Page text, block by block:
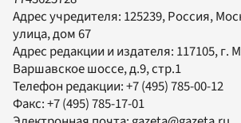
Адрес учредителя: 125239, Россия,
улица, дом 67
Адрес редакции и издателя: 117105, г.
Варшавское шоссе, д.9, стр.1
Телефон редакции:+7 (495) 785-00-12
Факс:+7 (495) 785-17-01